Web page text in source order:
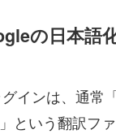
の日本語
インは、通常
という翻訳フ